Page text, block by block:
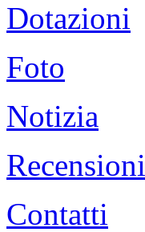
Dotazioni
Foto
Notizia
Recensioni
Contatti